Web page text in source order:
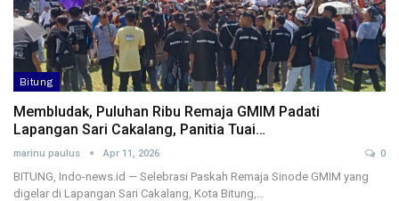
Bitung
Membludak, Puluhan Ribu Remaja GMIM Padati
Lapangan Sari Cakalang, Panitia Tuai…
marinu paulus Apr 11, 2026 0
BITUNG, Indo-news.id — Selebrasi Paskah Remaja Sinode GMIM yang
digelar di Lapangan Sari Cakalang, Kota Bitung,…